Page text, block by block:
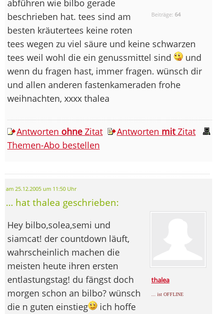
Beiträge:64
abführen wie bilbo gerade
beschrieben hat. tees sind am
besten kräutertees keine roten
tees wegen zu viel säure und keine schwarzen
tees weil wohl die ein genussmittel sind
und
wenn du fragen hast, immer fragen. wünsch dir
und allen anderen fastenkameraden frohe
weihnachten, xxxx thalea
Antworten ohne Zitat Antworten mitZitat
Themen-Abo bestellen
am 25.12.2005 um 11:50 Uhr
... hat thalea geschrieben:
thalea
... ist OFFLINE
Hey bilbo,solea,semi und
siamcat! der countdown läuft,
wahrscheinlich machen die
meisten heute ihren ersten
entlastungstag! du fängst doch
morgen schon an bilbo? wünsch
die n guten einstieg
ich hoffe